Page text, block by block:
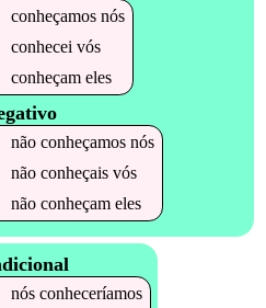
conheçamosnós
conhecei vós
conheçameles
não conheçamosnós
não conheçaisvós
não conheçameles
nós conheceríamos